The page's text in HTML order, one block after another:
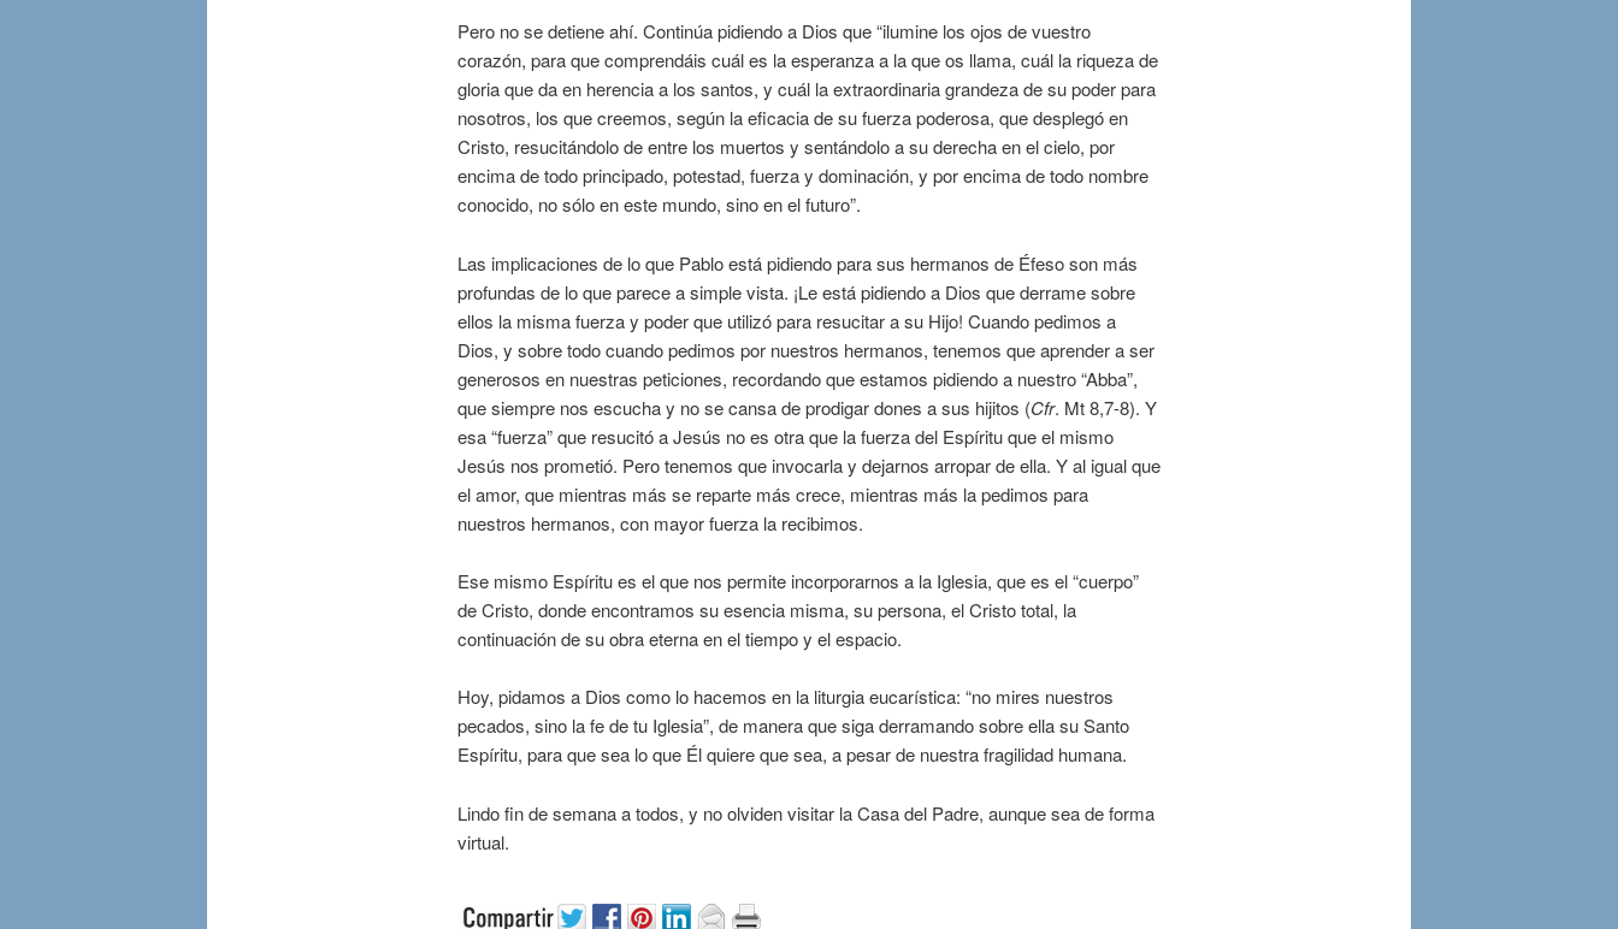
Pero no se detiene ahí. Continúa pidiendo a Dios que “ilumine los ojos de vuestro
corazón, para que comprendáis cuál es la esperanza a la que os llama, cuál la riqueza de
gloria que da en herencia a los santos, y cuál la extraordinaria grandeza de su poder para
nosotros, los que creemos, según la eficacia de su fuerza poderosa, que desplegó en
Cristo, resucitándolo de entre los muertos y sentándolo a su derecha en el cielo, por
encima de todo principado, potestad, fuerza y dominación, y por encima de todo nombre
conocido, no sólo en este mundo, sino en el futuro”.
Las implicaciones de lo que Pablo está pidiendo para sus hermanos de Éfeso son más
profundas de lo que parece a simple vista. ¡Le está pidiendo a Dios que derrame sobre
ellos la misma fuerza y poder que utilizó para resucitar a su Hijo! Cuando pedimos a
Dios, y sobre todo cuando pedimos por nuestros hermanos, tenemos que aprender a ser
generosos en nuestras peticiones, recordando que estamos pidiendo a nuestro “Abba”,
que siempre nos escucha y no se cansa de prodigar dones a sus hijitos (Cfr. Mt 8,7-8). Y
esa “fuerza” que resucitó a Jesús no es otra que la fuerza del Espíritu que el mismo
Jesús nos prometió. Pero tenemos que invocarla y dejarnos arropar de ella. Y al igual que
el amor, que mientras más se reparte más crece, mientras más la pedimos para
nuestros hermanos, con mayor fuerza la recibimos.
Ese mismo Espíritu es el que nos permite incorporarnos a la Iglesia, que es el “cuerpo”
de Cristo, donde encontramos su esencia misma, su persona, el Cristo total, la
continuación de su obra eterna en el tiempo y el espacio.
Hoy, pidamos a Dios como lo hacemos en la liturgia eucarística: “no mires nuestros
pecados, sino la fe de tu Iglesia”, de manera que siga derramando sobre ella su Santo
Espíritu, para que sea lo que Él quiere que sea, a pesar de nuestra fragilidad humana.
Lindo fin de semana a todos, y no olviden visitar la Casa del Padre, aunque sea de forma
virtual.